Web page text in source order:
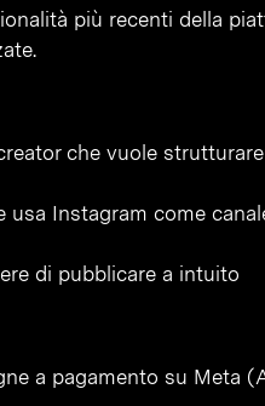
più recenti della
che vuole
usa Instagram come
di pubblicare a intuito
a pagamento su Meta